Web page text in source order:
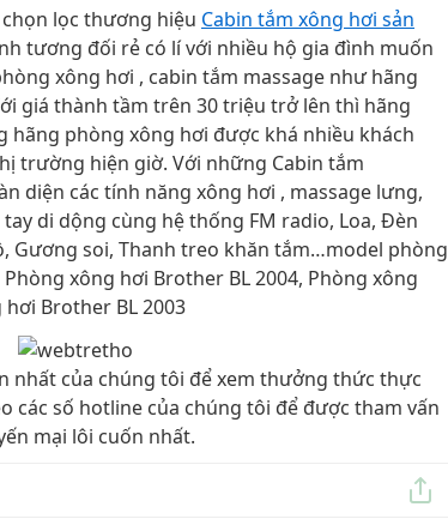
lọc thương hiệu Cabin tắm xông hơi sản
tương đối rẻ có lí với nhiều hộ gia đình muốn
xông hơi , cabin tắm massage như hãng
giá thành tầm trên 30 triệu trở lên thì hãng
phòng xông hơi được khá nhiều khách
trường hiện giờ. Với những Cabin tắm
diện các tính năng xông hơi , massage lưng,
di dộng cùng hệ thống FM radio, Loa, Đèn
Gương soi, Thanh treo khăn tắm…model phòng
xông hơi Brother BL 2004, Phòng xông
Brother BL 2003
nhất của chúng tôi để xem thưởng thức thực
các số hotline của chúng tôi để được tham vấn
mại lôi cuốn nhất.